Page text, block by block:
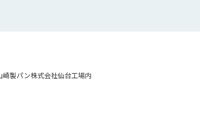
製パン株式会社仙台工場内